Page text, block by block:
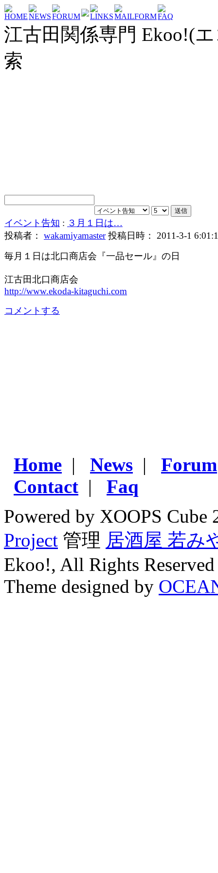
HOMENEWSFORUM LINKSMAILFORMFAQ
江古田関係専門 Ekoo!(
索
イベント告知 : ３月１日は…
投稿者： wakamiyamaster 投稿日時： 2011-3-1
毎月１日は北口商店会『一品セール』の日
江古田北口商店会
http://www.ekoda-kitaguchi.com
コメントする
Home | News | Forum
Contact | Faq
Powered by XOOPS
Project 管理 居酒屋 若み
Ekoo!, All Rights Reserved
Theme designed by